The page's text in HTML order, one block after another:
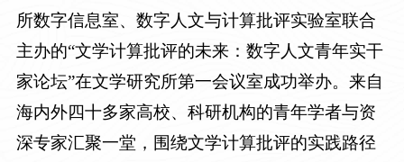
所数字信息室、数字人文与计算批评实验室联合
主办的“文学计算批评的未来：数字人文青年实干
家论坛”在文学研究所第一会议室成功举办。来自
海内外四十多家高校、科研机构的青年学者与资
深专家汇聚一堂，围绕文学计算批评的实践路径